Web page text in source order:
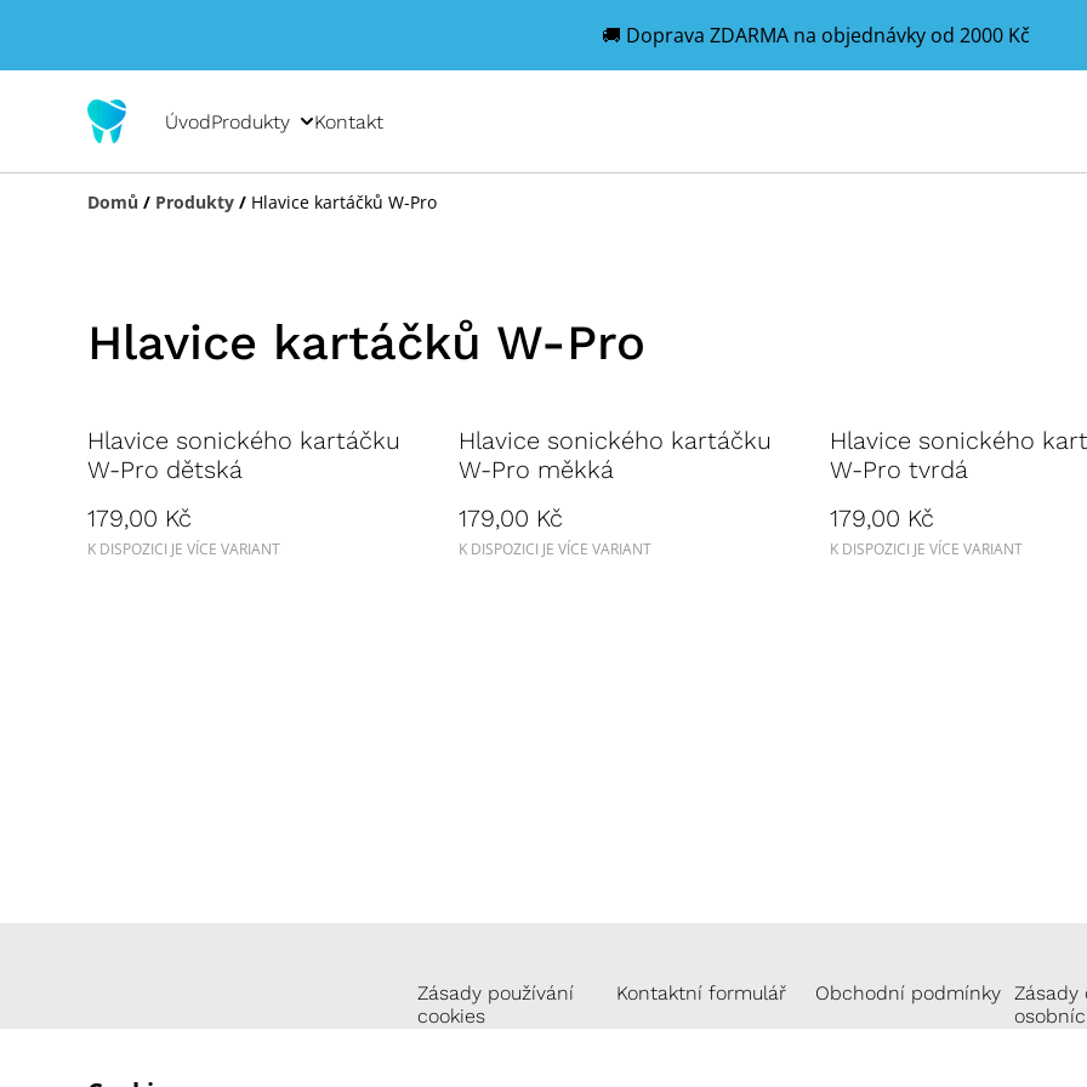
🚚 Doprava ZDARMA na objednávky od 2000 Kč
ÚvodProdukty Kontakt
Domů / Produkty / Hlavice kartáčků W-Pro
Hlavice kartáčků W-Pro
Hlavice sonického kartáčku
W-Pro dětská
179,00 Kč
K DISPOZICI JE VÍCE VARIANT
Hlavice sonického kartáčku
W-Pro měkká
179,00 Kč
K DISPOZICI JE VÍCE VARIANT
Hlavice sonického
W-Pro tvrdá
179,00 Kč
K DISPOZICI JE VÍCE VARIANT
Zásady používání
cookies
Kontaktní formulář Obchodní podmínky Zásady